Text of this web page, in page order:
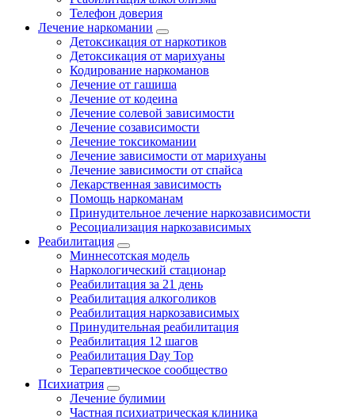
Телефон доверия
Лечение наркомании
Детоксикация от наркотиков
Детоксикация от марихуаны
Кодирование наркоманов
Лечение от гашиша
Лечение от кодеина
Лечение солевой зависимости
Лечение созависимости
Лечение токсикомании
Лечение зависимости от марихуаны
Лечение зависимости от спайса
Лекарственная зависимость
Помощь наркоманам
Принудительное лечение наркозависимости
Ресоциализация наркозависимых
Реабилитация
Миннесотская модель
Наркологический стационар
Реабилитация за 21 день
Реабилитация алкоголиков
Реабилитация наркозависимых
Принудительная реабилитация
Реабилитация 12 шагов
Реабилитация Day Top
Терапевтическое сообщество
Психиатрия
Лечение булимии
Частная психиатрическая клиника